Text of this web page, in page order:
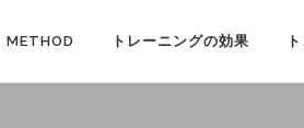
METHOD トレーニングの効果